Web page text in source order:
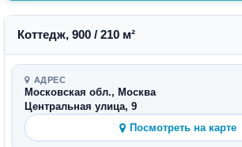
Коттедж, 900 / 210 м²
АДРЕС
Московская обл., Москва
Центральная улица, 9
Посмотреть на карте